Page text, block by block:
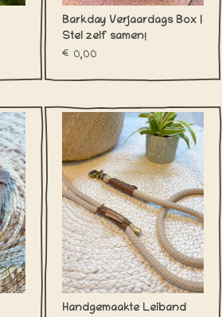
Barkday Verjaardags Box |
Stel zelf samen!
€0,00
Handgemaakte Leiband